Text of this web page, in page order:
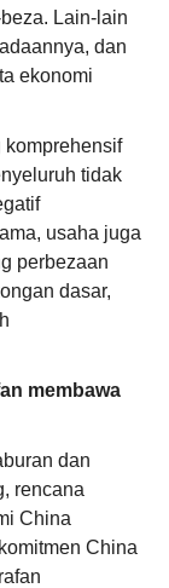
Lain-lain
dan
ekonomi
komprehensif
tidak
usaha juga
perbezaan
dasar,
membawa
dan
rencana
China
China